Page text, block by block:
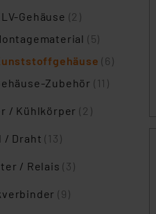
Gehäuse (2)
(5)
(6)
Zubehör (11)
/ Kühlkörper(2)
/ Draht(13)
/ Relais(3)
(9)